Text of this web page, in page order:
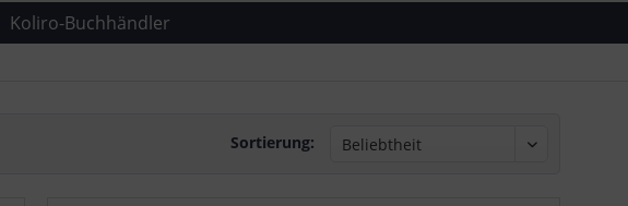
Koliro-Buchhändler
Sortierung: